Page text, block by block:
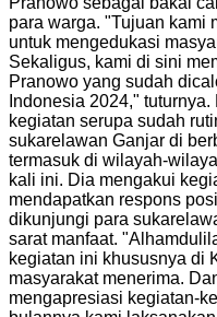
para warga. "Tujuan kami
untuk mengedukasi
Sekaligus, kami di sini
Pranowo yang sudah
Indonesia 2024,"
kegiatan serupa sudah
sukarelawan Ganjar di
termasuk di wilayah-
kali ini. Dia mengakui
mendapatkan respons
dikunjungi para
sarat manfaat.
kegiatan ini khususnya di
masyarakat menerima.
mengapresiasi kegiatan-